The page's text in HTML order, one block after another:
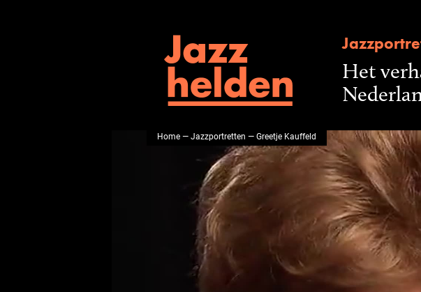
Het
Home—Jazzportretten — Greetje Kauffeld